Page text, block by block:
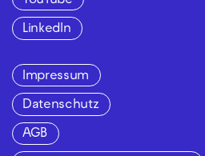
LinkedIn
Impressum
Datenschutz
AGB